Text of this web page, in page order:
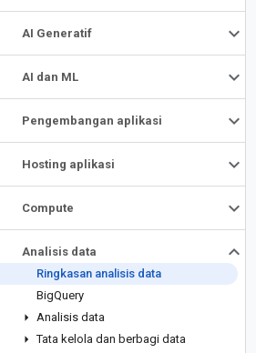
AI Generatif
AI dan ML
Pengembangan aplikasi
Hosting aplikasi
Compute
Analisis data
Ringkasan analisis data
BigQuery
Analisis data
Tata kelola dan berbagi data